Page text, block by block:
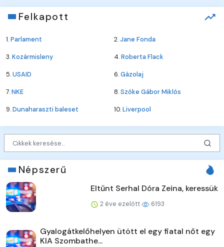
Felkapott
1.Parlament 2.Jane Fonda
3.Kozármisleny 4.Roberta Flack
5.USAID 6.Gázolaj
7.NKE 8.Szőke Gábor Miklós
9.Dunaharaszti baleset 10.Liverpool
Népszerű
Eltűnt Serhal Dóra Zeina, keressük
2 éve ezelőtt 6193
Gyalogátkelőhelyen ütött el egy fiatal nőt egy
KIA Szombathe...